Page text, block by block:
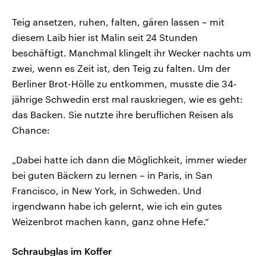
Teig ansetzen, ruhen, falten, gären lassen – mit
diesem Laib hier ist Malin seit 24 Stunden
beschäftigt. Manchmal klingelt ihr Wecker nachts um
zwei, wenn es Zeit ist, den Teig zu falten. Um der
Berliner Brot-Hölle zu entkommen, musste die 34-
jährige Schwedin erst mal rauskriegen, wie es geht:
das Backen. Sie nutzte ihre beruflichen Reisen als
Chance:
„Dabei hatte ich dann die Möglichkeit, immer wieder
bei guten Bäckern zu lernen – in Paris, in San
Francisco, in New York, in Schweden. Und
irgendwann habe ich gelernt, wie ich ein gutes
Weizenbrot machen kann, ganz ohne Hefe.“
Schraubglas im Koffer